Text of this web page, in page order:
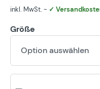
inkl. MwSt. - ✓
Größe
Option auswählen